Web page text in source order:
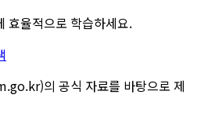
효율적으로 학습하세요.
의 공식 자료를 바탕으로 제